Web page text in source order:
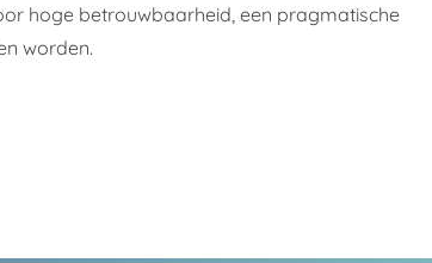
hoge betrouwbaarheid, een pragmatische
worden.